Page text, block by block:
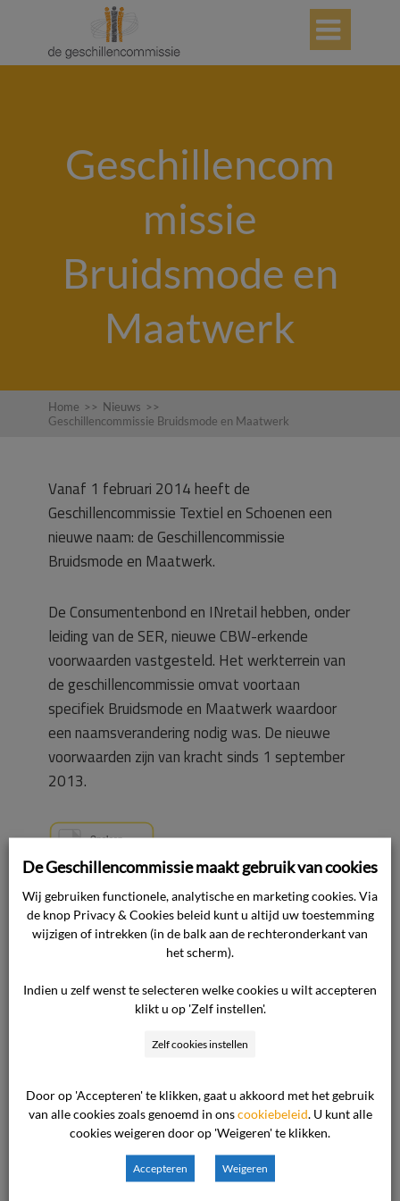

Geschillencom
missie
Bruidsmode en
Maatwerk
Home >> Nieuws >>
Geschillencommissie Bruidsmode en Maatwerk
Vanaf 1 februari 2014 heeft de
Geschillencommissie Textiel en Schoenen een
nieuwe naam: de Geschillencommissie
Bruidsmode en Maatwerk.
De Consumentenbond en INretail hebben, onder
leiding van de SER, nieuwe CBW-erkende
voorwaarden vastgesteld. Het werkterrein van
de geschillencommissie omvat voortaan
specifiek Bruidsmode en Maatwerk waardoor
een naamsverandering nodig was. De nieuwe
voorwaarden zijn van kracht sinds 1 september
2013.
31 januari 2014
Ook interessant voor u
Algemene voorwaarden
netbeheerders als eerste
geregistreerd bij de
Toetsingscommissie
De Geschillencommissie maakt gebruik van cookies
Wij gebruiken functionele, analytische en marketing cookies. Via
de knop Privacy & Cookies beleid kunt u altijd uw toestemming
wijzigen of intrekken (in de balk aan de rechteronderkant van
het scherm).
Indien u zelf wenst te selecteren welke cookies u wilt accepteren
klikt u op 'Zelf instellen'.
Zelf cookies instellen
Door op 'Accepteren' te klikken, gaat u akkoord met het gebruik
van alle cookies zoals genoemd in onscookiebeleid. U kunt alle
cookies weigeren door op 'Weigeren' te klikken.
Accepteren Weigeren